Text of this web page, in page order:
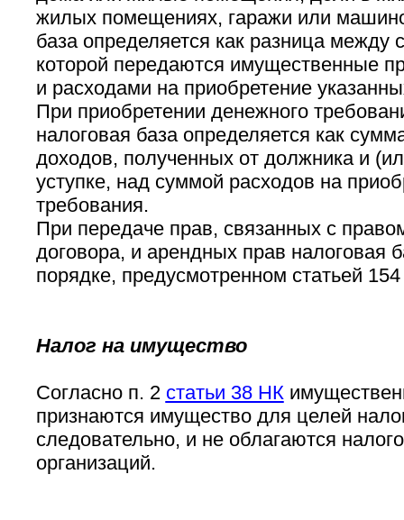
жилых помещениях, гаражи или
база определяется как разница между
которой передаются имущественные
и расходами на приобретение
При приобретении денежного
налоговая база определяется как
доходов, полученных от должника и
уступке, над суммой расходов на
требования.
При передаче прав, связанных с
договора, и арендных прав налоговая
порядке, предусмотренном статьей
Налог на имущество
Согласно п. 2 статьи 38 НК
признаются имущество для целей
следовательно, и не облагаются
организаций.